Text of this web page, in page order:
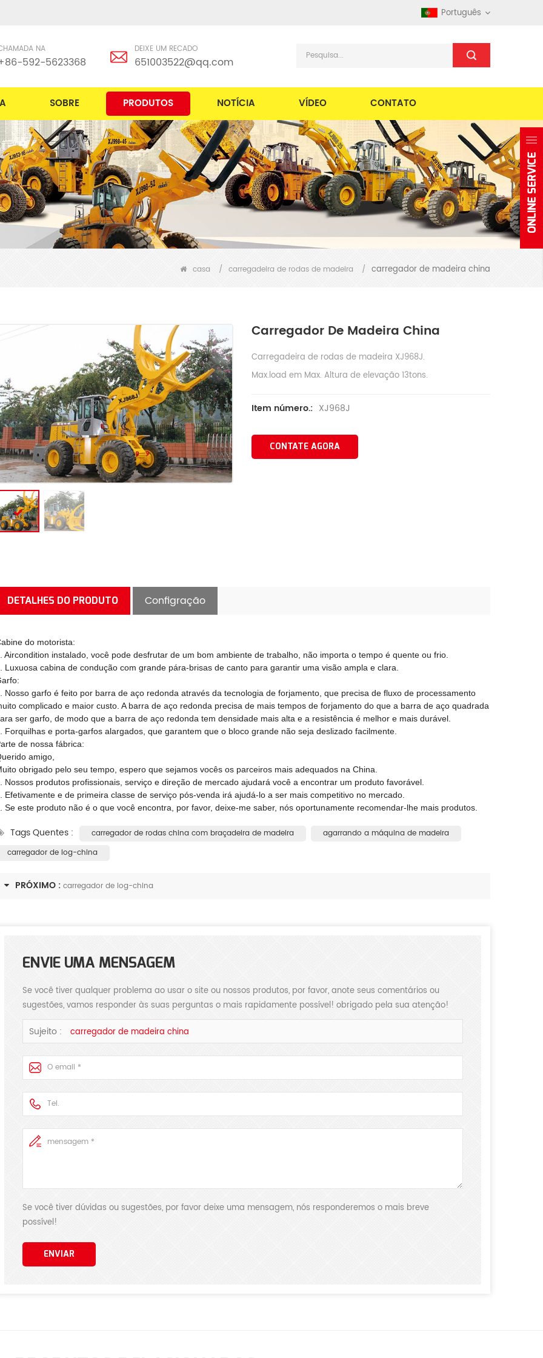
Português
NA
592-5623368
DEIXE UM RECADO
651003522@qq.com
SOBRE PRODUTOS NOTÍCIA VÍDEO CONTATO
casa / carregadeira de rodas de madeira / carregador de madeira china
Thes selection of
loader determines the efficiency
safety of mining operation.
to the national standard for
loader, forklift loader is defined ...
The forklift-loader has four basic
functions in mining:prying
up,transporting ,stacking and loading.
These basic functions determine the
meet the following condit...
From the launch of the first
forklift in China in 2007 to the
industrialization of the world's first
large-tonnage forklift (XJ998-52E) in
2010, XIAJIN has cons...
Carregador De Madeira China
Carregadeira de rodas de madeira XJ968J.
Max.load em Max. Altura de elevação 13tons.
Item número.: XJ968J
CONTATE AGORA
DETALHES DO PRODUTO Configração
do motorista:
Aircondition instalado, você pode desfrutar de um bom ambiente de trabalho, não importa o tempo é quente ou frio.
Luxuosa cabina de condução com grande pára-brisas de canto para garantir uma visão ampla e clara.
Nosso garfo é feito por barra de aço redonda através da tecnologia de forjamento, que precisa de fluxo de processamento
complicado e maior custo. A barra de aço redonda precisa de mais tempos de forjamento do que a barra de aço quadrada
ser garfo, de modo que a barra de aço redonda tem densidade mais alta e a resistência é melhor e mais durável.
Forquilhas e porta-garfos alargados, que garantem que o bloco grande não seja deslizado facilmente.
de nossa fábrica:
amigo,
obrigado pelo seu tempo, espero que sejamos vocês os parceiros mais adequados na China.
Nossos produtos profissionais, serviço e direção de mercado ajudará você a encontrar um produto favorável.
Efetivamente e de primeira classe de serviço pós-venda irá ajudá-lo a ser mais competitivo no mercado.
Se este produto não é o que você encontra, por favor, deixe-me saber, nós oportunamente recomendar-lhe mais produtos.
Tags Quentes : carregador de rodas china com braçadeira de madeira
agarrando a máquina de madeira
carregador de log-china
PRÓXIMO : carregador de log-china
ENVIE UMA MENSAGEM
Se você tiver qualquer problema ao usar o site ou nossos produtos, por favor, anote seus comentários ou
sugestões, vamos responder às suas perguntas o mais rapidamente possível! obrigado pela sua atenção!
Sujeito : carregador de madeira china
Se você tiver dúvidas ou sugestões, por favor deixe uma mensagem, nós responderemos o mais breve
possível!
ENVIAR